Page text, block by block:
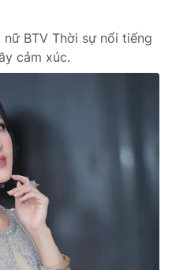
nữ BTV Thời sự nổi tiếng
cảm xúc.